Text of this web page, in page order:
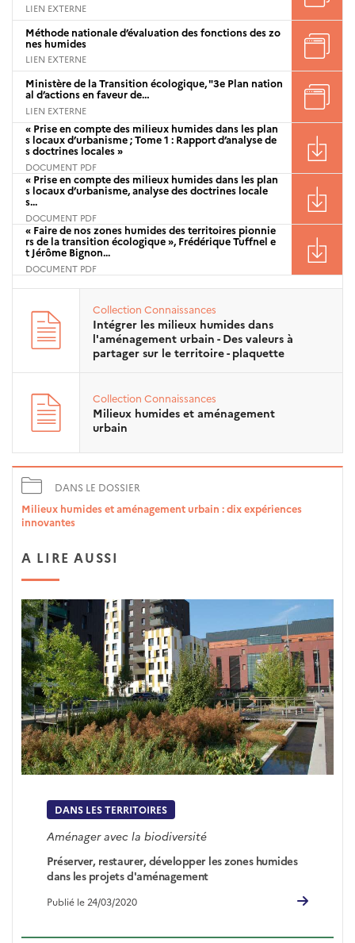
LIEN EXTERNE
Méthode nationale d’évaluation des fonctions des zo
nes humides
LIEN EXTERNE
Ministère de la Transition écologique, "3e Plan nation
al d’actions en faveur de…
LIEN EXTERNE
« Prise en compte des milieux humides dans les plan
s locaux d’urbanisme ; Tome 1 : Rapport d’analyse de
s doctrines locales »
DOCUMENT PDF
« Prise en compte des milieux humides dans les plan
s locaux d’urbanisme, analyse des doctrines locale
s...
DOCUMENT PDF
« Faire de nos zones humides des territoires pionnie
rs de la transition écologique », Frédérique Tuffnel e
t Jérôme Bignon...
DOCUMENT PDF
Collection Connaissances
Intégrer les milieux humides dans
l'aménagement urbain - Des valeurs à
partager sur le territoire - plaquette
Collection Connaissances
Milieux humides et aménagement
urbain
DANS LE DOSSIER
Milieux humides et aménagement urbain : dix expériences
innovantes
A LIRE AUSSI
DANS LES TERRITOIRES
Aménager avec la biodiversité
Préserver, restaurer, développer les zones humides
dans les projets d'aménagement
Publié le 24/03/2020